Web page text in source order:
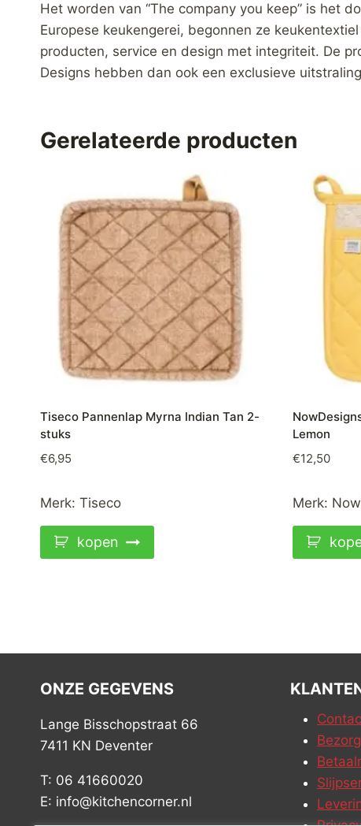
Het worden van “The company you keep” is het
Europese keukengerei, begonnen ze
producten, service en design met integriteit. De
Designs hebben dan ook een exclusieve
Gerelateerde producten
Tiseco Pannenlap Myrna Indian Tan 2-
stuks
€6,95
Merk: Tiseco
kopen
Lemon
€12,50
Merk:
ONZE GEGEVENS
Lange Bisschopstraat 66
7411 KN Deventer
T: 06 41660020
E: info@kitchencorner.nl